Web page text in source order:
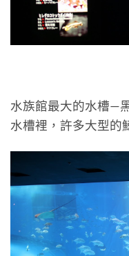
水族館最大的水槽—
水槽裡，許多大型的